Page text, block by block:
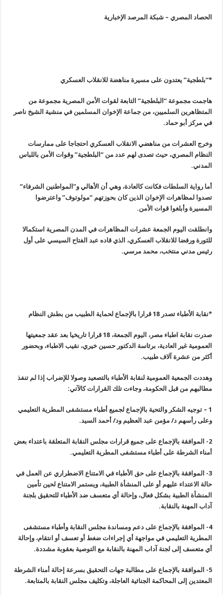
الحصاد المصري – شبكة المرصد الإخبارية
*
“بلطجية” يعتدون على مسيرة مناهضة للانقلاب العسكري
هاجمت مجموعة “البلطجية” التابعة لقوات الأمن المصرية مجموعة من
المتظاهرين السلميين، من جماعة الإخوان المسلمين في منشية الشيخ ناصر
في مركز أبو حماد.
وخرج العشرات من مناهضي الانقلاب العسكري احتجاجا على ممارسات
النظام المصري، حيث تصدى لهم عدد من “البلطجية” وقوات الأمن باللباس
المدني.
أما رواية السلطات فكانت كالعادة، وهي أن الأهالي و”المواطنين الشرفاء”
تصدوا لمظاهرات الإخوان الذين كان بحوزتهم “مولوتوف” واعترضوا
المسيرة وأبلغوا قوات الأمن.
وانطلقت اليوم الجمعة عشرات المظاهرات في المدن المصرية استكمالا
للثورة ورفضا للانقلاب العسكري، الذي قاده عبد الفتاح السيسي على أول
رئيس مدني منتخب، محمد مرسي.
*نقابة الأطباء تصدر 18 قرارا بالإجماع لحماية الطبيب من بطش النظام
صدرت نقابة اطباء مصر، اليوم الجمعة، 18 قرارا تاريخيا بعد عقد جمعيتها
العمومية غير العادية، برئاسة الدكتور حسين خيري، نقيب الاطباء، وبحضور
أكثر من عشرة آلاف طبيب.
وهددت الجمعية العمومية لنقابة الأطباء بالتصعيد وصولا للإضراب إذا لم تنفذ
مطالبهم من قبل الحكومة، وجاءت تلك القرارات كالآتي:
1 –
توجيه الشكر والتحية بالإجماع لجميع أطباء مستشفى المطرية التعليمي
وعلى رأسهم د/ مؤمن عبد العظيم ود/ أحمد السيد.
2-
الموافقة بالإجماع على جميع قرارات مجلس النقابة المتعلقة باعتداء بعض
أمناء الشرطة على أطباء مستشفى المطرية التعليمي.
3- الموافقة بالإجماع على حق الأطباء في الامتناع الاضطراري عن العمل في
حالة الاعتداء عليهم أو على المنشأة الطبية، ويستمر الامتناع لحين تأمين
المنشأة الطبية بشكل فعال، وإحالة أي متعسف ضد الأطباء للتحقيق بلجنة
آداب المهنة بالنقابة.
4-
الموافقة بالإجماع على دعم ومساندة مجلس النقابة وأطباء مستشفى
المطرية التعليمي في مواجهة أي إجراءات ضغط أو تعسف أو انتقام، وإحالة
أي متعسف إلى لجنة آداب المهنة بالنقابة مع التوصية بعقوبة مشددة.
5-
الموافقة بالإجماع على مطالبة جهات التحقيق بسرعة إحالة أمناء الشرطة
المعتدين إلى المحاكمة الجنائية العاجلة، وتكليف مجلس النقابة بالمتابعة.